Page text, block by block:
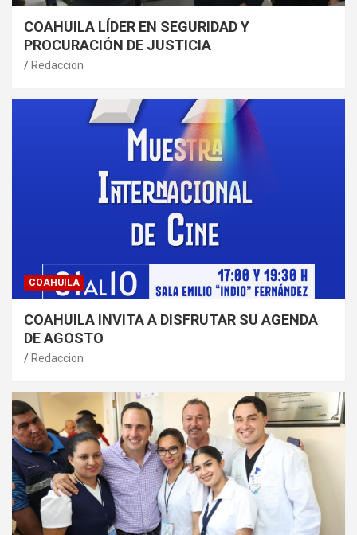
COAHUILA LÍDER EN SEGURIDAD Y
PROCURACIÓN DE JUSTICIA
Redaccion
COAHUILA
COAHUILA INVITA A DISFRUTAR SU AGENDA
DE AGOSTO
Redaccion